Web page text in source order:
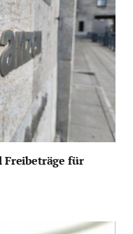
für